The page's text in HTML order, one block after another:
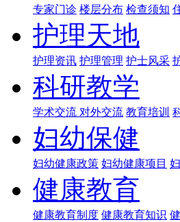
专家门诊 楼层分布 检查须知
护理天地
护理资讯 护理管理 护士风采
科研教学
学术交流 对外交流 教育培训
妇幼保健
妇幼健康政策 妇幼健康项目
健康教育
健康教育制度 健康教育知识